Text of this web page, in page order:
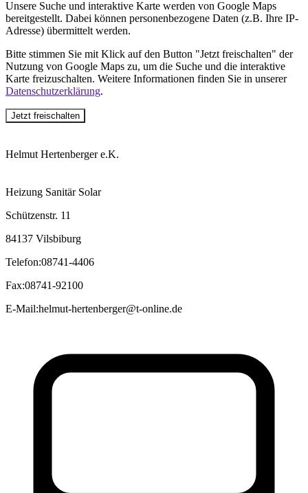
Unsere Suche und interaktive Karte werden von Google Maps
bereitgestellt. Dabei können personenbezogene Daten (z.B. Ihre IP-
Adresse) übermittelt werden.
Bitte stimmen Sie mit Klick auf den Button "Jetzt freischalten" der
Nutzung von Google Maps zu, um die Suche und die interaktive
Karte freizuschalten. Weitere Informationen finden Sie in unserer
Datenschutzerklärung.
Jetzt freischalten
Helmut Hertenberger e.K.
Heizung Sanitär Solar
Schützenstr. 11
84137 Vilsbiburg
Telefon:08741-4406
Fax:08741-92100
E-Mail:helmut-hertenberger@t-online.de